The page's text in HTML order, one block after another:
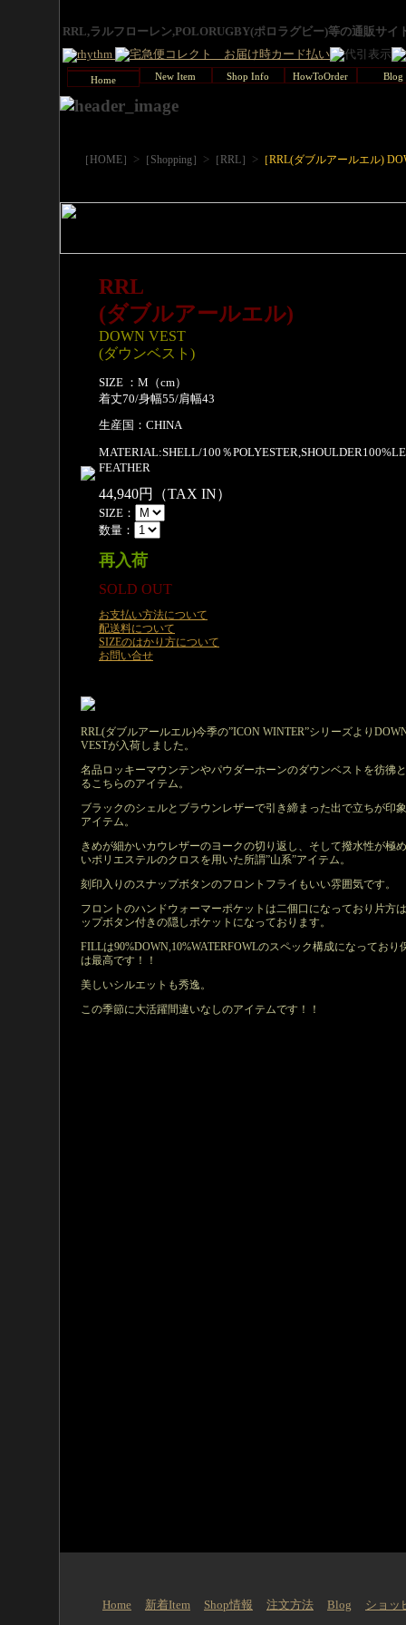
RRL,ラルフローレン,POLORUGBY(ポロラグビー)等の通販サ
Home New Item Shop Info HowToOrder Blog
［HOME］ > ［Shopping］ > ［RRL］ > ［RRL(ダブルアールエル)
RRL
(ダブルアールエル)
DOWN VEST
(ダウンベスト)
SIZE ：M（cm）
着丈70/身幅55/肩幅43
生産国：CHINA
MATERIAL:SHELL/100％
FEATHER
44,940円（TAX IN）
SIZE：
数量：
再入荷
SOLD OUT
お支払い方法について
配送料について
SIZEのはかり方について
お問い合せ
RRL(ダブルアールエル)今季の”ICON WINTER”シリーズより
VESTが入荷しました。
名品ロッキーマウンテンやパウダーホーンのダウンベストを彷彿
るこちらのアイテム。
ブラックのシェルとブラウンレザーで引き締まった出で立ちが印
アイテム。
きめが細かいカウレザーのヨークの切り返し、そして撥水性が極
いポリエステルのクロスを用いた所謂”山系”アイテム。
刻印入りのスナップボタンのフロントフライもいい雰囲気です。
フロントのハンドウォーマーポケットは二個口になっており片方
ップボタン付きの隠しポケットになっております。
FILLは90%DOWN,10%WATERFOWLのスペック構成になっており
は最高です！！
美しいシルエットも秀逸。
この季節に大活躍間違いなしのアイテムです！！
Home 新着Item Shop情報 注文方法 Blog
ショッ